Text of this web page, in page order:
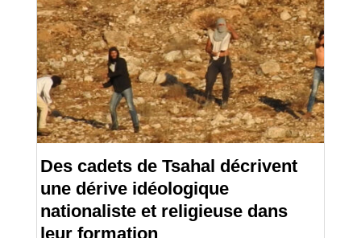
Des cadets de Tsahal décrivent
une dérive idéologique
nationaliste et religieuse dans
leur formation